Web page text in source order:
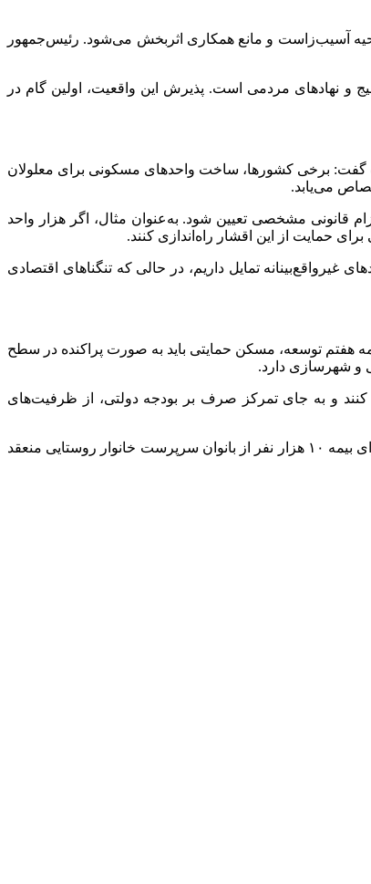
آسیب‌زاست و مانع همکاری اثربخش می‌شود. رئیس‌جمهور
و نهادهای مردمی است. پذیرش این واقعیت، اولین گام در
گفت: برخی کشورها، ساخت واحدهای مسکونی برای معلولان
می‌یابد.
قانونی مشخصی تعیین شود. به‌عنوان مثال، اگر هزار واحد
حمایت از این اقشار راه‌اندازی کنند.
تمایل داریم، در حالی که تنگناهای اقتصادی
هفتم توسعه، مسکن حمایتی باید به صورت پراکنده در سطح
و شهرسازی دارد.
کنند و به جای تمرکز صرف بر بودجه دولتی، از ظرفیت‌های
همکاری میان صندوق بیمه اجتماعی کشاورزان، روستاییان و عشایر و سازمان بهزیستی کشور برای بیمه ۱۰ هزار نفر از بانوان سرپرست خانوار روستایی منعقد